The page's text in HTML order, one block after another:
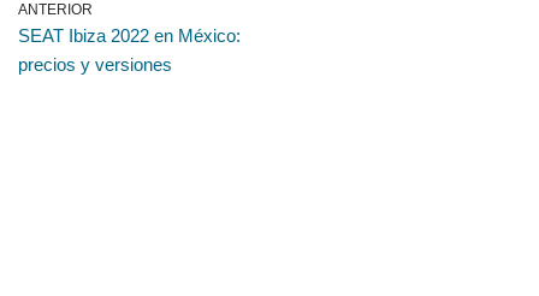
ANTERIOR
SEAT Ibiza 2022 en México:
precios y versiones